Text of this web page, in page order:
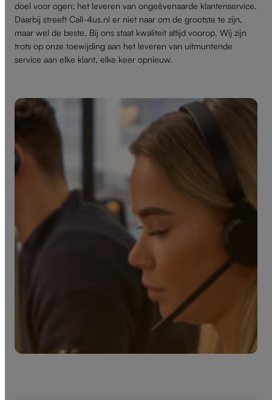
doel voor ogen: het leveren van ongeëvenaarde klantenservice.
Daarbij streeft Call-4us.nl er niet naar om de grootste te zijn,
maar wel de beste. Bij ons staat kwaliteit altijd voorop. Wij zijn
trots op onze toewijding aan het leveren van uitmuntende
service aan elke klant, elke keer opnieuw.